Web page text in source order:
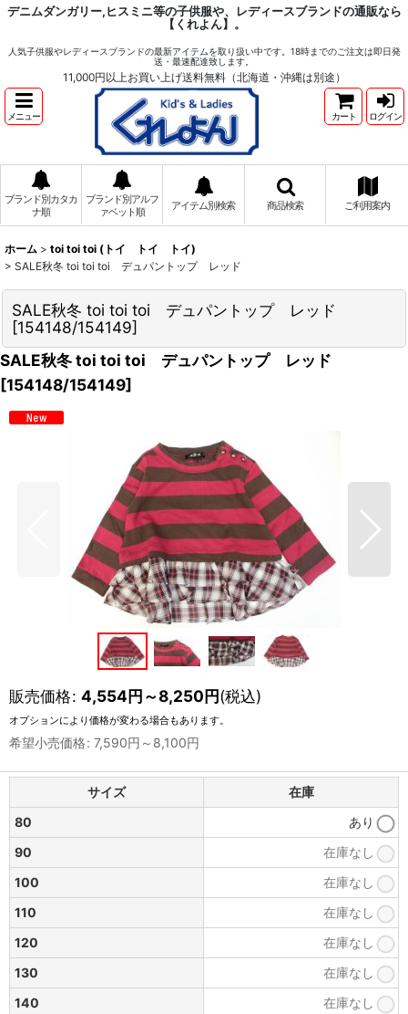
デニムダンガリー,ヒスミニ等の子供服や、レディースブランドの通販なら
【くれよん】。
人気子供服やレディースブランドの最新アイテムを取り扱い中です。18時までのご注文は即日発
送・最速配達致します。
11,000円以上お買い上げ送料無料（北海道・沖縄は別途）
メニュー カート ログイン
ブランド別カタカ
ナ順
ブランド別アルフ
ァベット順
アイテム別検索 商品検索 ご利用案内
ホーム > toi toi toi (トイ トイ トイ)
> SALE秋冬 toi toi toi デュパントップ レッド
SALE秋冬 toi toi toi デュパントップ レッド
[154148/154149]
SALE秋冬 toi toi toi デュパントップ レッド
[154148/154149]
販売価格: 4,554円～8,250円(税込)
オプションにより価格が変わる場合もあります。
希望小売価格: 7,590円 ～8,100円
サイズ
在庫
80
あり
90
在庫なし
100
在庫なし
110
在庫なし
120
在庫なし
130
在庫なし
140
在庫なし